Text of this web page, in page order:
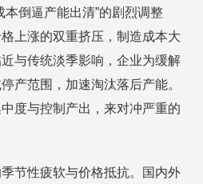
本倒逼产能出清”的剧烈调整
上涨的双重挤压，制造成本大
与传统淡季影响，企业为缓解
产范围，加速淘汰落后产能。
度与控制产出，来对冲严重的
节性疲软与价格抵抗。国内外